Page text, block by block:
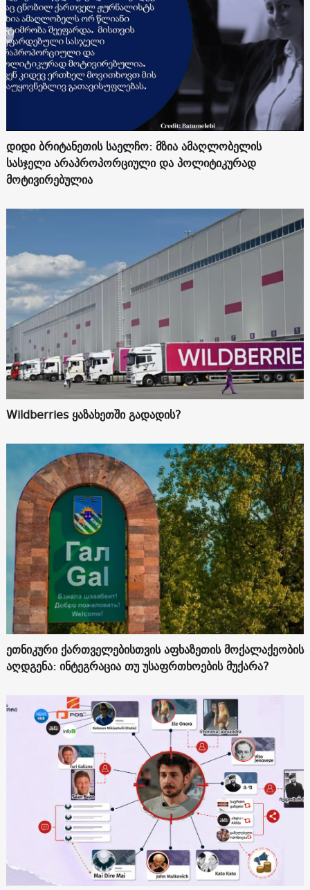
დიდი ბრიტანეთის საელჩო: მზია ამაღლობელის
სასჯელი არაპროპორციული და პოლიტიკურად
მოტივირებულია
Wildberries ყაზახეთში გადადის?
ეთნიკური ქართველებისთვის აფხაზეთის მოქალაქეობის
აღდგენა: ინტეგრაცია თუ უსაფრთხოების მუქარა?